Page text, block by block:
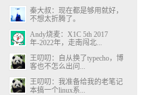
秦大叔：现在都是够用就好，
不想太折腾了。
Andy烧麦：X1C 5th 2017
年-2022年，走南闯北...
王叨叨：自从换了typecho，博
客也不怎么出问...
王叨叨：我准备给我的老笔记
本搞一个linux系...